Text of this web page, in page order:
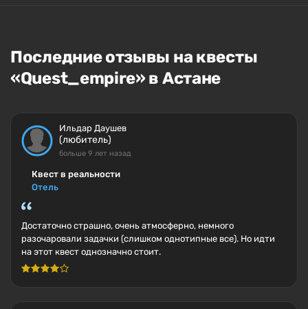
Последние отзывы на квесты
«Quest_empire» в Астане
Ильдар Даушев
(любитель)
больше 9 лет назад
Квест в реальности
Отель
Достаточно страшно, очень атмосферно, немного
разочаровали задачки (слишком однотипные все). Но идти
на этот квест однозначно стоит.